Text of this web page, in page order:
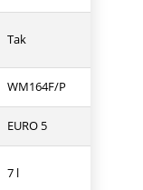
Tak
WM164F/P
EURO 5
7 l